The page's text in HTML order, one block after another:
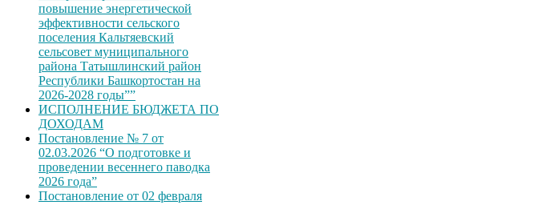
повышение энергетической
эффективности сельского
поселения Кальтяевский
сельсовет муниципального
района Татышлинский район
Республики Башкортостан на
2026-2028 годы””
ИСПОЛНЕНИЕ БЮДЖЕТА ПО
ДОХОДАМ
Постановление № 7 от
02.03.2026 “О подготовке и
проведении весеннего паводка
2026 года”
Постановление от 02 февраля